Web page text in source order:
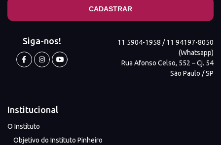
Siga-nos!
11 5904-1958 / 11 94197-8050
(Whatsapp)
Rua Afonso Celso, 552 – Cj. 54
São Paulo / SP
Institucional
O Instituto
Objetivo do Instituto Pinheiro